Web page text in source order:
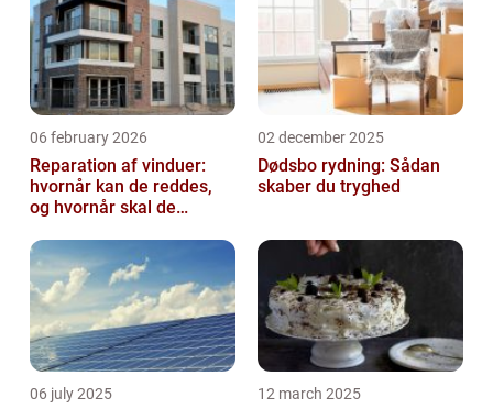
06 february 2026
Reparation af vinduer:
hvornår kan de reddes,
og hvornår skal de
02 december 2025
Dødsbo rydning: Sådan
skaber du tryghed
06 july 2025 12 march 2025